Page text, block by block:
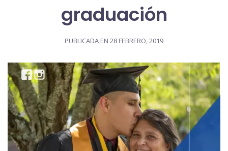
graduación
PUBLICADA EN 28 FEBRERO, 2019